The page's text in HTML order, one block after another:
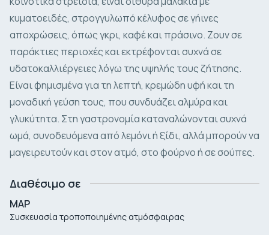
κυματοειδές, στρογγυλωπό κέλυφος σε γήινες
αποχρώσεις, όπως γκρι, καφέ και πράσινο. Ζουν σε
παράκτιες περιοχές και εκτρέφονται συχνά σε
υδατοκαλλιέργειες λόγω της υψηλής τους ζήτησης.
Είναι φημισμένα για τη λεπτή, κρεμώδη υφή και τη
μοναδική γεύση τους, που συνδυάζει αλμύρα και
γλυκύτητα. Στη γαστρονομία καταναλώνονται συχνά
ωμά, συνοδευόμενα από λεμόνι ή ξίδι, αλλά μπορούν να
μαγειρευτούν και στον ατμό, στο φούρνο ή σε σούπες.
Διαθέσιμο σε
MAP
Συσκευασία τροποποιημένης ατμόσφαιρας